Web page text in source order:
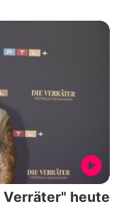
Verräter" heute